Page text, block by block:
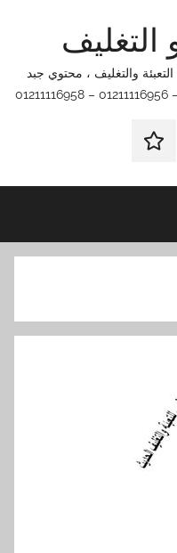
التغليف
والتغليف ، محتوي جبد
اتـصـل
في
التي